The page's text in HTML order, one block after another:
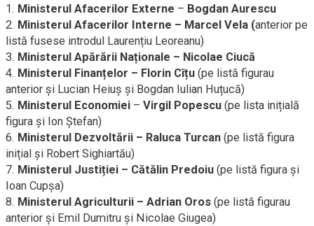
1. Ministerul Afacerilor Externe – Bogdan Aurescu
2. Ministerul Afacerilor Interne – Marcel Vela (anterior pe
listă fusese introdul Laurențiu Leoreanu)
3. Ministerul Apărării Naționale – Nicolae Ciucă
4. Ministerul Finanțelor – Florin Cîțu (pe listă figurau
anterior și Lucian Heiuș și Bogdan Iulian Huțucă)
5. Ministerul Economiei – Virgil Popescu (pe lista inițială
figura și Ion Ștefan)
6. Ministerul Dezvoltării – Raluca Turcan (pe listă figura
inițial și Robert Sighiartău)
7. Ministerul Justiției – Cătălin Predoiu (pe listă figura și
Ioan Cupșa)
8. Ministerul Agriculturii – Adrian Oros (pe listă figurau
anterior și Emil Dumitru și Nicolae Giugea)